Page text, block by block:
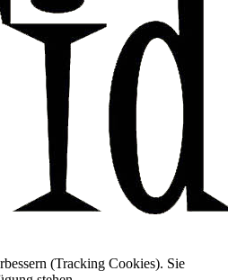
(Tracking Cookies). Sie